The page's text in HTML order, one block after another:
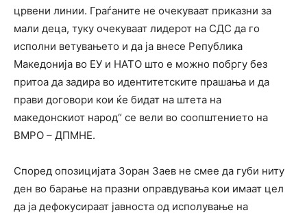
црвени линии. Граѓаните не очекуваат приказни за
мали деца, туку очекуваат лидерот на СДС да го
исполни ветувањето и да ја внесе Република
Македонија во ЕУ и НАТО што е можно побргу без
притоа да задира во идентитетските прашања и да
прави договори кои ќе бидат на штета на
македонскиот народ“ се вели во соопштението на
ВМРО – ДПМНЕ.
Според опозицијата Зоран Заев не смее да губи ниту
ден во барање на празни оправдувања кои имаат цел
да ја дефокусираат јавноста од исполување на